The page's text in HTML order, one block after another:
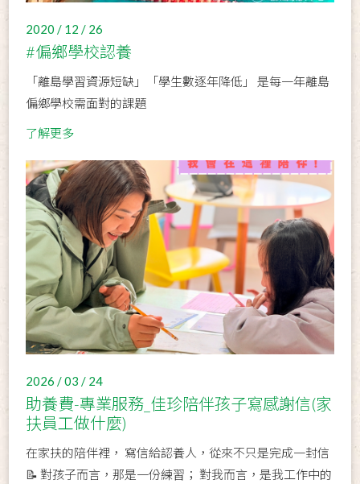
2020 / 12 / 26
#偏鄉學校認養
「離島學習資源短缺」「學生數逐年降低」 是每一年離島
偏鄉學校需面對的課題
了解更多
2026 / 03 / 24
助養費-專業服務_佳珍陪伴孩子寫感謝信(家
扶員工做什麼)
在家扶的陪伴裡， 寫信給認養人，從來不只是完成一封信
📝 對孩子而言，那是一份練習； 對我而言，是我工作中的